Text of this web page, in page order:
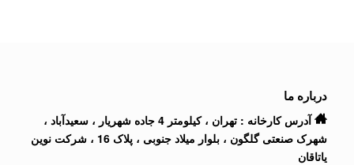
درباره ما
آدرس کارخانه : تهران ، کیلومتر 4 جاده شهریار ، سعیدآباد ،
شهرک صنعتی گلگون ، بلوار میلاد جنوبی ، پلاک 16 ، شرکت نوین
یاتاقان